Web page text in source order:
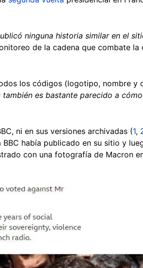
ninguna historia similar en el
de la cadena que combate la
los códigos (logotipo, nombre y
también es bastante parecido a
ni en sus versiones archivadas (1,
había publicado en su sitio y
con una fotografía de Macron